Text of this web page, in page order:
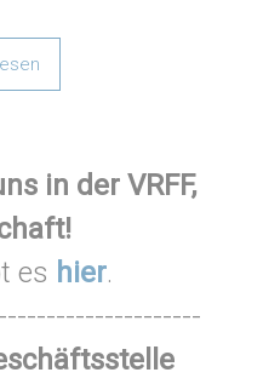
in der VRFF,
es hier.